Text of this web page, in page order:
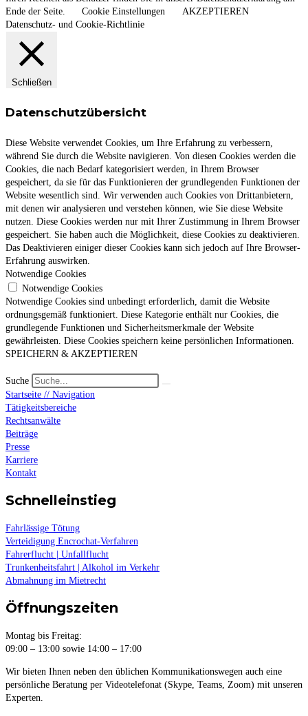
Ende der Seite.
Cookie Einstellungen
AKZEPTIEREN
Datenschutz- und Cookie-Richtlinie
Schließen
Datenschutzübersicht
Diese Website verwendet Cookies, um Ihre Erfahrung zu verbessern,
während Sie durch die Website navigieren. Von diesen Cookies werden die
Cookies, die nach Bedarf kategorisiert werden, in Ihrem Browser
gespeichert, da sie für das Funktionieren der grundlegenden Funktionen der
Website wesentlich sind. Wir verwenden auch Cookies von Drittanbietern,
mit denen wir analysieren und verstehen können, wie Sie diese Website
nutzen. Diese Cookies werden nur mit Ihrer Zustimmung in Ihrem Browser
gespeichert. Sie haben auch die Möglichkeit, diese Cookies zu deaktivieren.
Das Deaktivieren einiger dieser Cookies kann sich jedoch auf Ihre Browser-
Erfahrung auswirken.
Notwendige Cookies
Notwendige Cookies
Notwendige Cookies sind unbedingt erforderlich, damit die Website
ordnungsgemäß funktioniert. Diese Kategorie enthält nur Cookies, die
grundlegende Funktionen und Sicherheitsmerkmale der Website
gewährleisten. Diese Cookies speichern keine persönlichen Informationen.
SPEICHERN & AKZEPTIEREN
Suche
Startseite // Navigation
Tätigkeitsbereiche
Rechtsanwälte
Beiträge
Presse
Karriere
Kontakt
Schnelleinstieg
Fahrlässige Tötung
Verteidigung Encrochat-Verfahren
Fahrerflucht | Unfallflucht
Trunkenheitsfahrt | Alkohol im Verkehr
Abmahnung im Mietrecht
Öffnungszeiten
Montag bis Freitag:
09:00 – 13:00 sowie 14:00 – 17:00
Wir bieten Ihnen neben den üblichen Kommunikationswegen auch eine
persönliche Beratung per Videotelefonat (Skype, Teams, Zoom) mit unseren
Experten.